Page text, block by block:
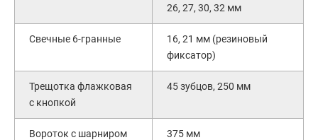
26, 27, 30, 32 мм
Свечные 6-гранные
16, 21 мм (резиновый
фиксатор)
Трещотка флажковая
с кнопкой
45 зубцов, 250 мм
Вороток с шарниром 375 мм